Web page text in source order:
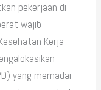
pekerjaan di
wajib
Kerja
yang memadai,